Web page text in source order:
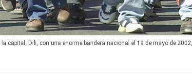
capital, Dili, con una enorme bandera nacional el 19 de mayo de